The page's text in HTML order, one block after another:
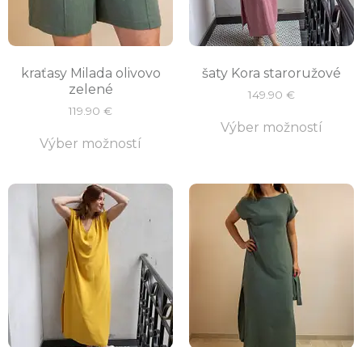
kraťasy Milada olivovo
zelené
119.90 €
Výber možností
šaty Kora staroružové
149.90 €
Výber možností